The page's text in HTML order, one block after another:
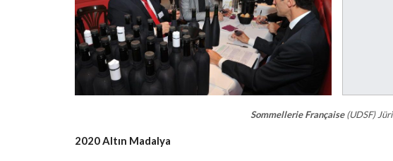
Sommellerie Française(UDSF)
2020 Altın Madalya